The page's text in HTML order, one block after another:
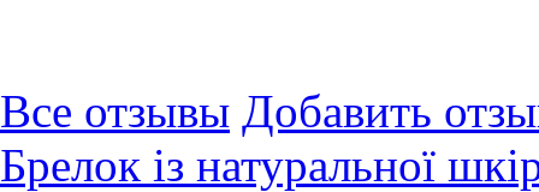
Все отзывы Добавить
Брелок із натуральної